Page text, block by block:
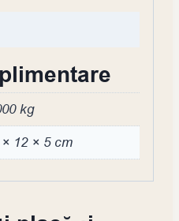
kg
12 × 5 cm